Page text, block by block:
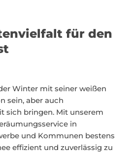
für den
Winter mit seiner weißen
sein, aber auch
sich bringen. Mit unserem
in
und Kommunen bestens
effizient und zuverlässig zu